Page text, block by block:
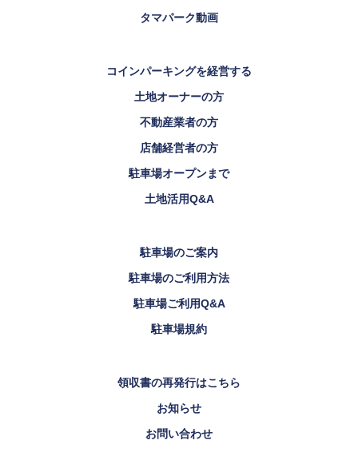
タマパーク動画
コインパーキングを経営する
土地オーナーの方
不動産業者の方
店舗経営者の方
駐車場オープンまで
土地活用Q&A
駐車場のご案内
駐車場のご利用方法
駐車場ご利用Q&A
駐車場規約
領収書の再発行はこちら
お知らせ
お問い合わせ